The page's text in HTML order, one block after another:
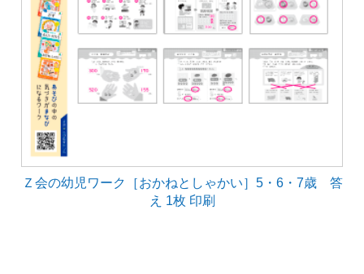
Ｚ会の幼児ワーク［おかねとしゃかい］5・6・7歳 答
え 1枚 印刷